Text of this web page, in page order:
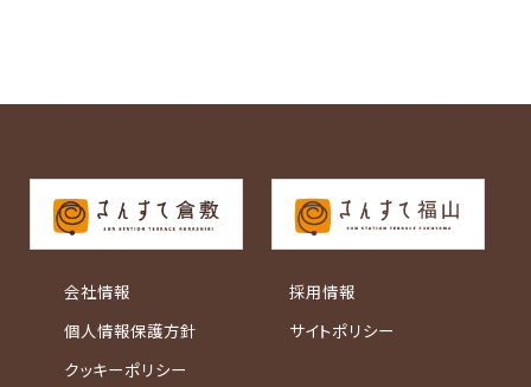
会社情報
個人情報保護方針
クッキーポリシー
採用情報
サイトポリシー